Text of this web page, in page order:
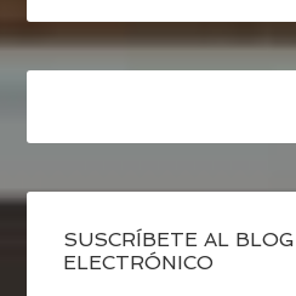
SUSCRÍBETE AL
ELECTRÓNICO